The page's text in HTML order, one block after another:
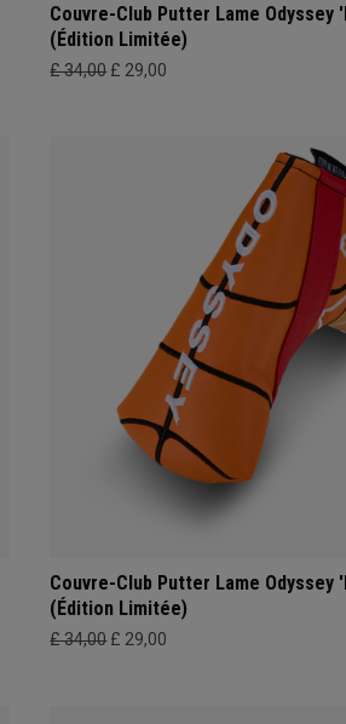
Couvre-Club Putter Lame Odyssey
(Édition Limitée)
£ 34,00 £ 29,00
Couvre-Club Putter Lame Odyssey
(Édition Limitée)
£ 34,00 £ 29,00